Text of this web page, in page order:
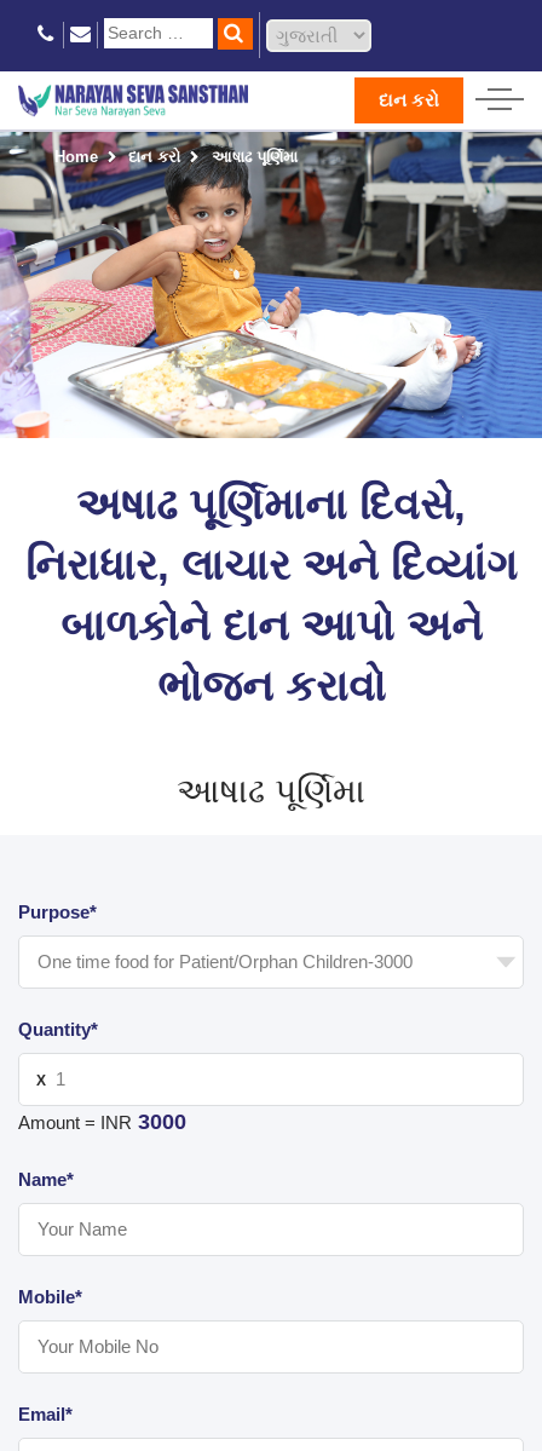
દાન કરો
Home દાન કરો આષાઢ પૂર્ણિમા
અષાઢ પૂર્ણિમાના દિવસે,
નિરાધાર, લાચાર અને દિવ્યાંગ
બાળકોને દાન આપો અને
ભોજન કરાવો
આષાઢ પૂર્ણિમા
Purpose*
Quantity*
X
Amount = INR 3000
Name*
Mobile*
Email*